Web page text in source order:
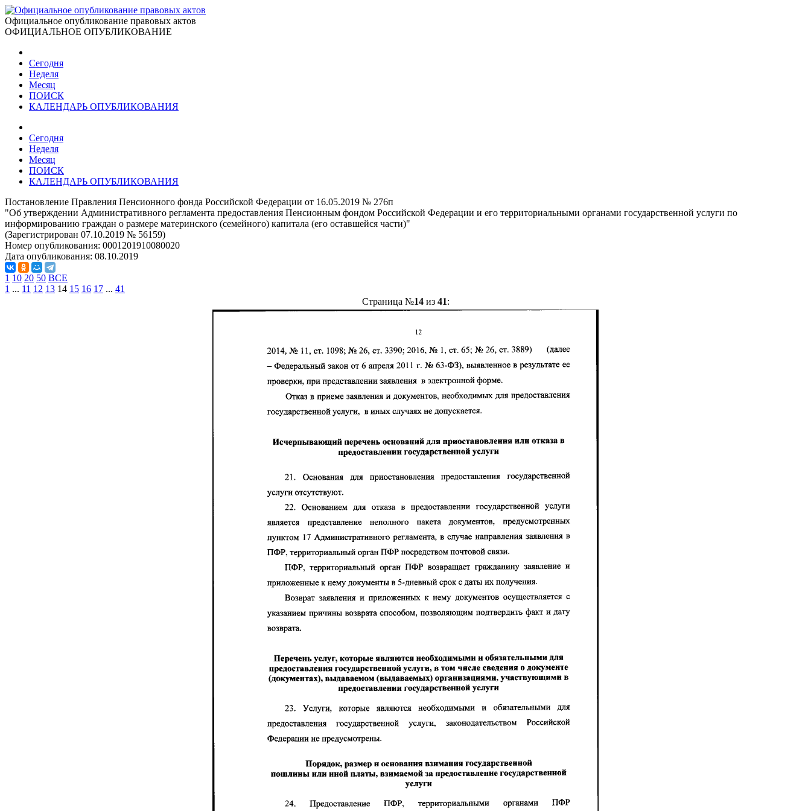
Официальное опубликование правовых актов
ОФИЦИАЛЬНОЕ ОПУБЛИКОВАНИЕ
Сегодня
Неделя
Месяц
ПОИСК
КАЛЕНДАРЬ ОПУБЛИКОВАНИЯ
Сегодня
Неделя
Месяц
ПОИСК
КАЛЕНДАРЬ ОПУБЛИКОВАНИЯ
Постановление Правления Пенсионного фонда Российской Федерации от 16.05.2019 № 276п
"Об утверждении Административного регламента предоставления Пенсионным фондом Российской Федерации и его территориальными органами государственной услуги по
информированию граждан о размере материнского (семейного) капитала (его оставшейся части)"
(Зарегистрирован 07.10.2019 № 56159)
Номер опубликования: 0001201910080020
Дата опубликования: 08.10.2019
1 10 20 50 ВСЕ
1 ... 11 12 13 14 15 16 17 ... 41
Страница №14из 41: